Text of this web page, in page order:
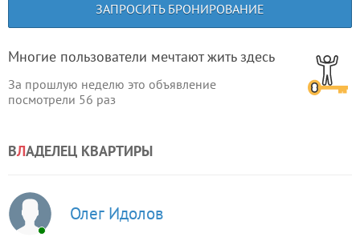
ЗАПРОСИТЬ БРОНИРОВАНИЕ
Многие пользователи мечтают жить здесь
За прошлую неделю это объявление
посмотрели 56 раз
ВЛАДЕЛЕЦ КВАРТИРЫ
Олег Идолов